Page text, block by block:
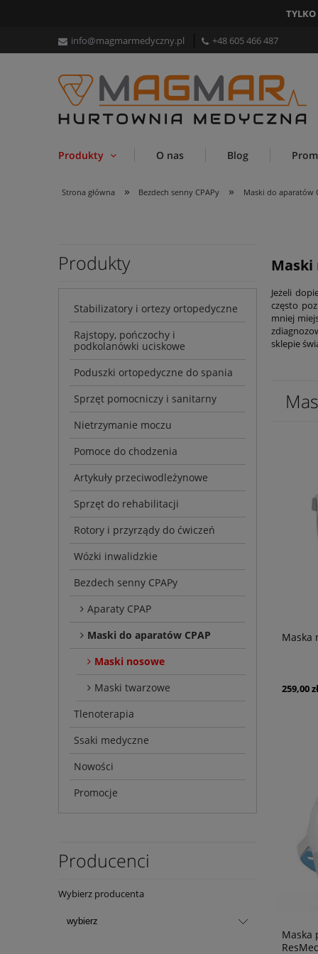
TYLKO
info@magmarmedyczny.pl +48 605 466 487
Produkty O nas Blog
Strona główna » Bezdech senny CPAPy » Maski do aparatów
Produkty
Stabilizatory i ortezy ortopedyczne
Rajstopy, pończochy i
podkolanówki uciskowe
Poduszki ortopedyczne do spania
Sprzęt pomocniczy i sanitarny
Nietrzymanie moczu
Pomoce do chodzenia
Artykuły przeciwodleżynowe
Sprzęt do rehabilitacji
Rotory i przyrządy do ćwiczeń
Wózki inwalidzkie
Bezdech senny CPAPy
Aparaty CPAP
Maski do aparatów CPAP
Maski nosowe
Maski twarzowe
Tlenoterapia
Ssaki medyczne
Nowości
Promocje
Producenci
Wybierz producenta
Maski
Jeżeli
często
mniej
sklepie
Maska
259,00 zł
Maska